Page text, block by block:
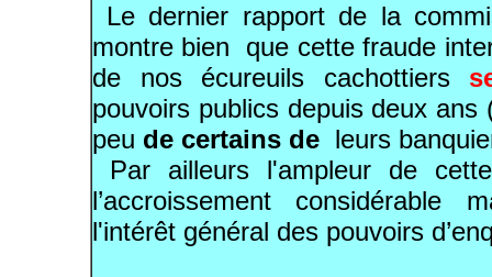
Le dernier rapport de la
montre bien que cette fraude
de nos écureuils cachottiers
pouvoirs publics depuis deux ans
peu de certains de leurs
Par ailleurs l'ampleur de
l’accroissement considérable
l'intérêt général des pouvoirs